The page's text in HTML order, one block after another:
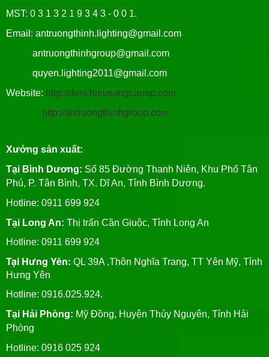
MST: 0 3 1 3 2 1 9 3 4 3 - 0 0 1.
Email: antruongthinh.lighting@gmail.com
antruongthinhgroup@gmail.com
quyen.lighting2011@gmail.com
Website: http://denchieusangcaoap.com
http://antruongthinhgroup.com
Xưởng sản xuất:
Tại Bình Dương: Số 85 Đường Thanh Niên, Khu Phố Tân
Phú, P. Tân Bình, TX. Dĩ An, Tỉnh Bình Dương.
Hotline: 0911 699 924
Tại Long An: Thị trấn Cần Giuộc, Tỉnh Long An
Hotline: 0911 699 924
Tại Hưng Yên: QL 39A ,Thôn Nghĩa Trang, TT Yên Mỹ, Tỉnh
Hưng Yên
Hotline: 0916.025.924.
Tại Hải Phòng: Mỹ Đồng, Huyện Thủy Nguyên, Tỉnh Hải
Phòng
Hotline: 0916 025 924